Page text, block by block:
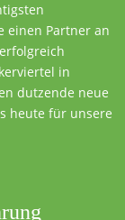
einen Partner an
in
dutzende neue
heute für unsere